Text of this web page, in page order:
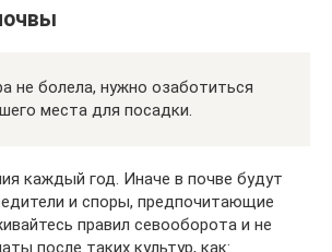
не болела, нужно озаботиться
места для посадки.
каждый год. Иначе в почве будут
и споры, предпочитающие
правил севооборота и не
после таких культур, как: